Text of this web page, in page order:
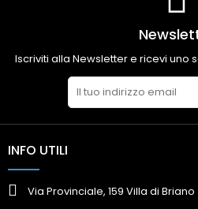
Iscriviti alla Newsletter e ricevi uno
INFO UTILI
Via Provinciale, 159 Villa di